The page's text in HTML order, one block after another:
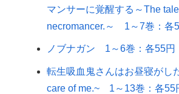
マンサーに覚醒する～The
necromancer.～ 1～7巻：各
ノブナガン 1～6巻：各55円
転生吸血鬼さんはお昼寝がし
care of me.~ 1～13巻：各55